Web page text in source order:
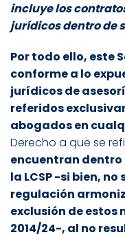
incluye los
jurídicos dentro de
Por todo ello, este
conforme a lo
jurídicos de
referidos
abogados en
Derecho a que se
encuentran
la LCSP -si bien,
regulación
exclusión de estos
2014/24-, al no